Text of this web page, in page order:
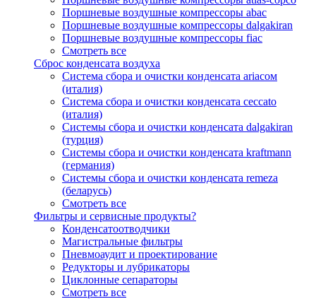
Поршневые воздушные компрессоры abac
Поршневые воздушные компрессоры dalgakiran
Поршневые воздушные компрессоры fiac
Смотреть все
Сброс конденсата воздуха
Система сбора и очистки конденсата ariacом
(италия)
Система сбора и очистки конденсата ceccato
(италия)
Системы сбора и очистки конденсата dalgakiran
(турция)
Системы сбора и очистки конденсата kraftmann
(германия)
Системы сбора и очистки конденсата remeza
(беларусь)
Смотреть все
Фильтры и сервисные продукты?
Конденсатоотводчики
Магистральные фильтры
Пневмоаудит и проектирование
Редукторы и лубрикаторы
Циклонные сепараторы
Смотреть все